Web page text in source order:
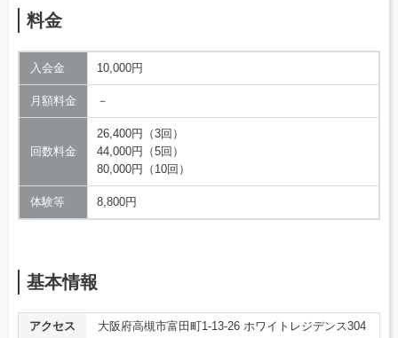
料金
入会金 10,000円
月額料金 －
回数料金
26,400円（3回）
44,000円（5回）
80,000円（10回）
体験等 8,800円
基本情報
アクセス
大阪府高槻市富田町1-13-26 ホワイトレジデンス304